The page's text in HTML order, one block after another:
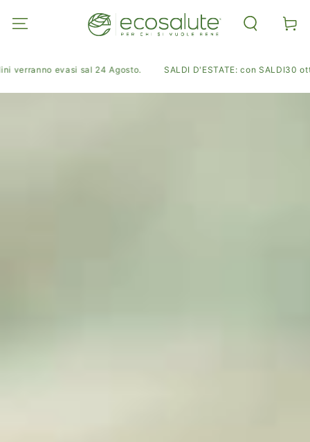
CONTENUTO
Carello
evasi sal 24 Agosto. SALDI D'ESTATE: con SALDI30 ottieni